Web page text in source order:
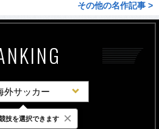
その他の名作記事 >
外サッカー
24時間 週間
技を選択できます ×